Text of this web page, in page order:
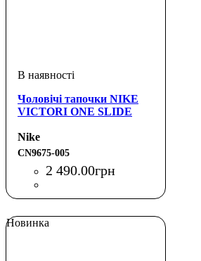
Чоловічі тапочки NIKE
VICTORI ONE SLIDE
Nike
CN9675-005
2 490.00грн
Новинка